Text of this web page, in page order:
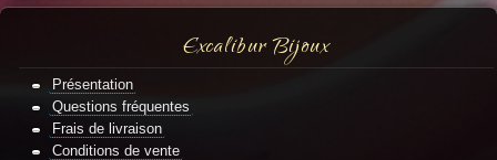
Excalibur Bijoux
Présentation
Questions fréquentes
Frais de livraison
Conditions de vente